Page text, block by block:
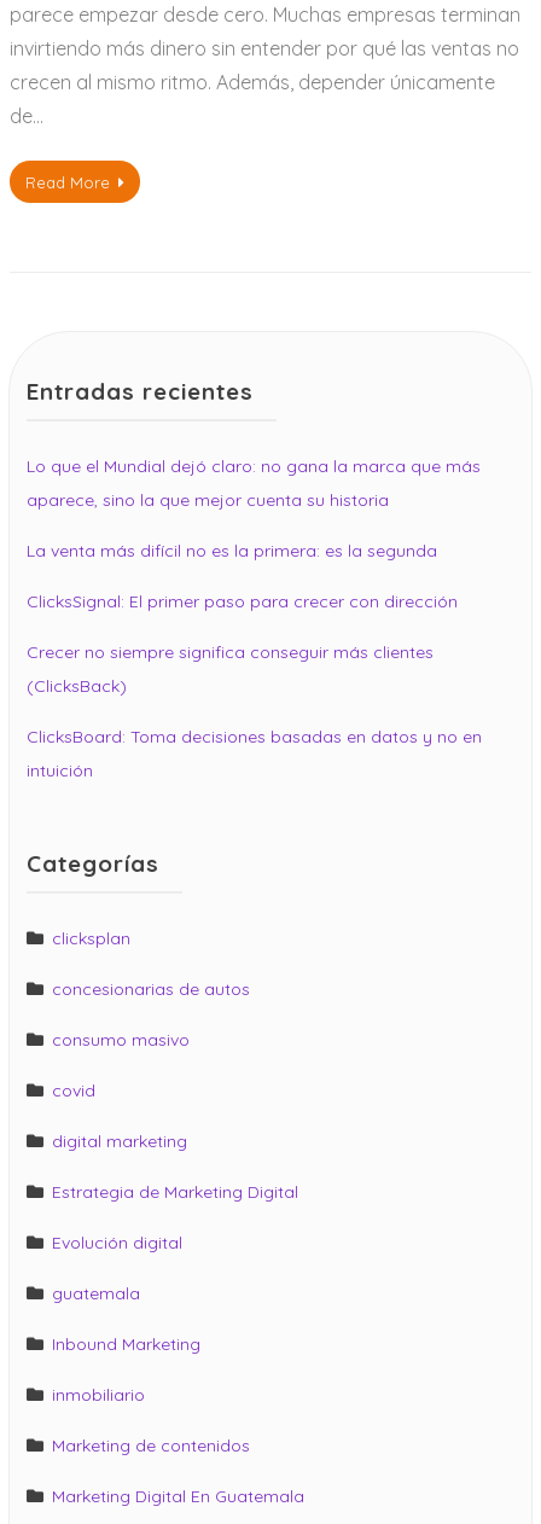
parece empezar desde cero. Muchas empresas terminan
invirtiendo más dinero sin entender por qué las ventas no
crecen al mismo ritmo. Además, depender únicamente
de…
Read More
Entradas recientes
Lo que el Mundial dejó claro: no gana la marca que más
aparece, sino la que mejor cuenta su historia
La venta más difícil no es la primera: es la segunda
ClicksSignal: El primer paso para crecer con dirección
Crecer no siempre significa conseguir más clientes
(ClicksBack)
ClicksBoard: Toma decisiones basadas en datos y no en
intuición
Categorías
clicksplan
concesionarias de autos
consumo masivo
covid
digital marketing
Estrategia de Marketing Digital
Evolución digital
guatemala
Inbound Marketing
inmobiliario
Marketing de contenidos
Marketing Digital En Guatemala